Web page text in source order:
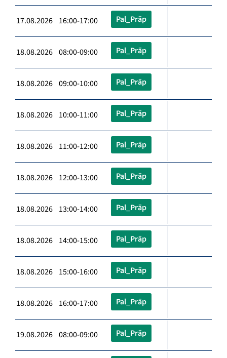
17.08.2026 16:00-17:00 Pal_Präp
18.08.2026 08:00-09:00 Pal_Präp
18.08.2026 09:00-10:00 Pal_Präp
18.08.2026 10:00-11:00 Pal_Präp
18.08.2026 11:00-12:00 Pal_Präp
18.08.2026 12:00-13:00 Pal_Präp
18.08.2026 13:00-14:00 Pal_Präp
18.08.2026 14:00-15:00 Pal_Präp
18.08.2026 15:00-16:00 Pal_Präp
18.08.2026 16:00-17:00 Pal_Präp
19.08.2026 08:00-09:00 Pal_Präp